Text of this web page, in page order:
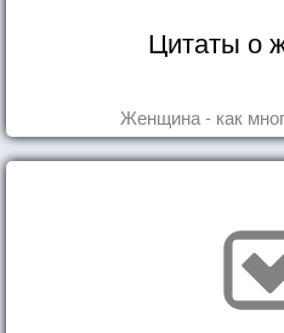
Цитаты о
Женщина - как